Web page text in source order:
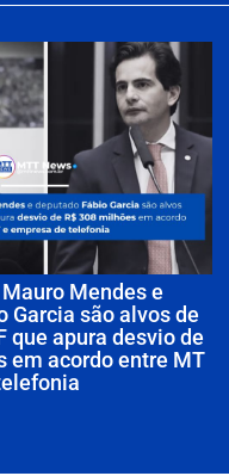
Mendes e
Garcia são alvos de
que apura desvio de
em acordo entre MT